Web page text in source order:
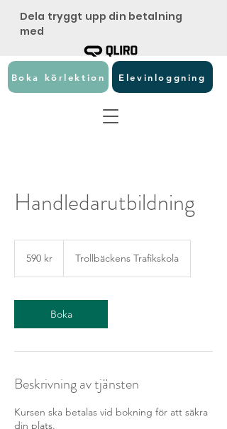
Dela tryggt upp din betalning
med
Boka körlektion Elevinloggning
Handledarutbildning
kronor590 kr Trollbäckens Trafikskola
Boka
Beskrivning av tjänsten
Kursen ska betalas vid bokning för att säkra
din plats.